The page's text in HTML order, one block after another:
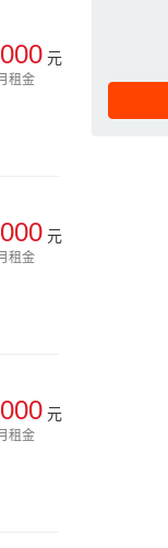
元
租金
元
租金
元
租金